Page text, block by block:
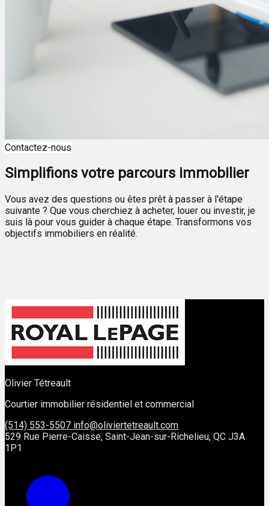
Contactez-nous
Simplifions votre parcours immobilier
Vous avez des questions ou êtes prêt à passer à l'étape
suivante ? Que vous cherchiez à acheter, louer ou investir, je
suis là pour vous guider à chaque étape. Transformons vos
objectifs immobiliers en réalité.
Olivier Tétreault
Courtier immobilier résidentiel et commercial
(514) 553-5507 info@oliviertetreault.com
529 Rue Pierre-Caisse, Saint-Jean-sur-Richelieu, QC J3A
1P1